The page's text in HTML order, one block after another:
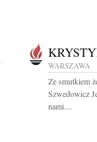
WARSZAWA
Ze smutkiem
Szwedowicz
nami....